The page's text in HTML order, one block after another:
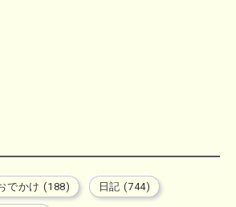
でかけ (188) 日記 (744)